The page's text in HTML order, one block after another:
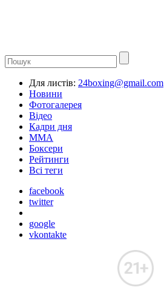
Для листів: 24boxing@gmail.com
Новини
Фотогалерея
Відео
Кадри дня
ММА
Боксери
Рейтинги
Всі теги
facebook
twitter
google
vkontakte